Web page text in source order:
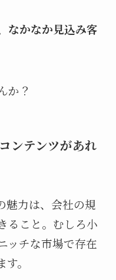
なかなか見込み客
か？
ンテンツがあれ
魅力は、会社の規
ること。むしろ小
ッチな市場で存在
。